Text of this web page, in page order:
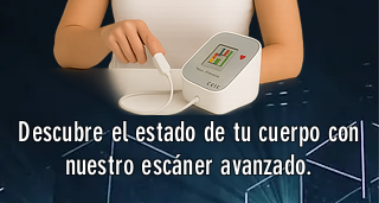
Descubre el estado de tu cuerpo con
nuestro escáner avanzado.